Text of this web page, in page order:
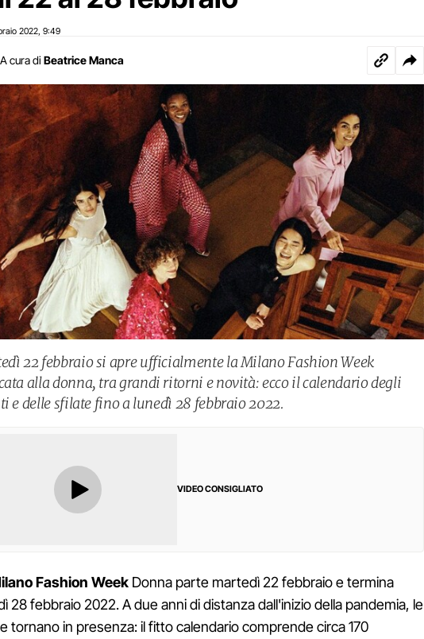
2022 9:49
A cura di Beatrice Manca
22 febbraio si apre ufficialmente la Milano Fashion Week
alla donna, tra grandi ritorni e novità: ecco il calendario degli
e delle sfilate fino a lunedì 28 febbraio 2022.
VIDEO CONSIGLIATO
Fashion Week Donna parte martedì 22 febbraio e termina
28 febbraio 2022. A due anni di distanza dall'inizio della pandemia, le
tornano in presenza: il fitto calendario comprende circa 170